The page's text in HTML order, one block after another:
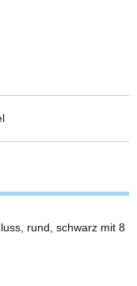
rund, schwarz mit 8